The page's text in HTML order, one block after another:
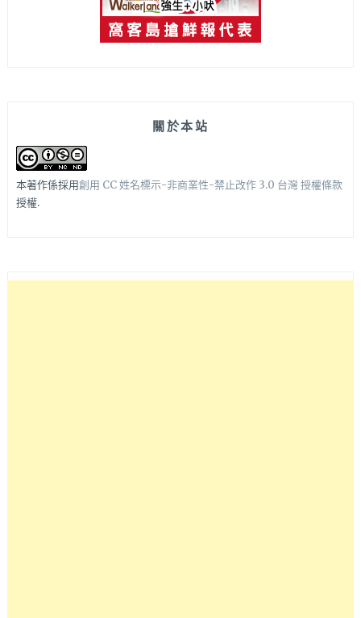
關於本站
本著作係採用創用 CC 姓名標示-非商業性-禁止改作 3.0 台灣 授權條款
授權.